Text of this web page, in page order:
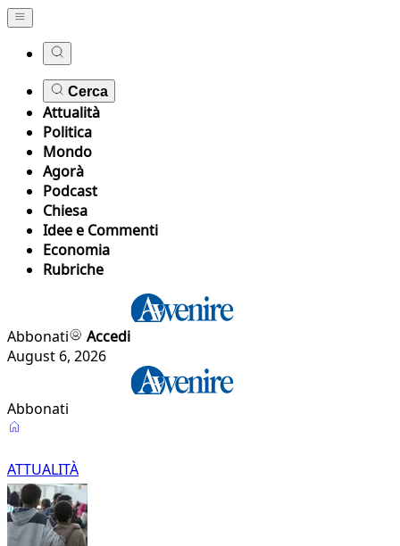
Cerca
Attualità
Politica
Mondo
Agorà
Podcast
Chiesa
Idee e Commenti
Economia
Rubriche
Abbonati
Accedi
August 6, 2026
Abbonati
Attualità
ATTUALITÀ